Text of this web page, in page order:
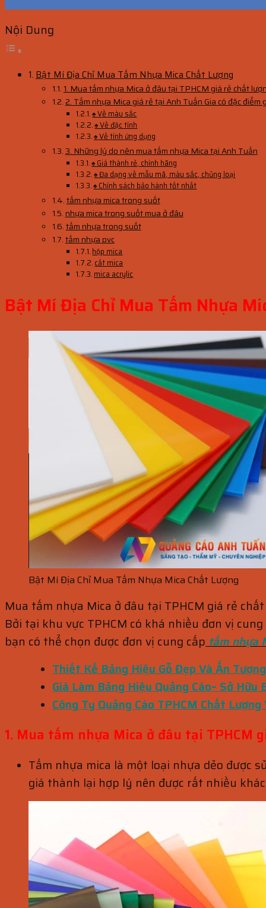
Nội Dung
Bật Mí Địa Chỉ Mua Tấm Nhựa Mica Chất Lượng
1. Mua tấm nhựa Mica ở đâu tại TPHCM giá rẻ chất
2. Tấm nhựa Mica giá rẻ tại Anh Tuấn Gia có đặc điểm
♠ Về màu sắc
♠ Về đặc tính
♠ Về tính ứng dụng
3. Những lý do nên mua tấm nhựa Mica tại Anh Tuấn
♠ Giá thành rẻ, chính hãng
♠ Đa dạng về mẫu mã, màu sắc, chủng loại
♠ Chính sách bảo hành tốt nhất
tấm nhựa mica trong suốt
nhựa mica trong suốt mua ở đâu
tấm nhựa trong suốt
tấm nhựa pvc
hộp mica
cắt mica
mica acrylic
Bật Mí Địa Chỉ Mua Tấm Nhựa
Bật Mí Địa Chỉ Mua Tấm Nhựa Mica Chất Lượng
Mua tấm nhựa Mica ở đâu tại TPHCM giá rẻ
Bởi tại khu vực TPHCM có khá nhiều đơn vị
bạn có thể chọn được đơn vị cung cấp tấm nhựa
Thiết Kế Bảng Hiệu Gỗ Đẹp Và Ấn Tượng
Giá Làm Bảng Hiệu Quảng Cáo– Sở
Công Ty Quảng Cáo TPHCM Chất
1. Mua tấm nhựa Mica ở đâu tại TPHCM
Tấm nhựa mica là một loại nhựa dẻo được
giá thành lại hợp lý nên được rất nhiều